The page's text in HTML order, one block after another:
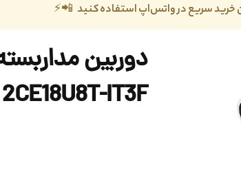
خرید سریع در واتس‌اپ استفاده کنید 📲⚡
2CE18U8T-IT3F